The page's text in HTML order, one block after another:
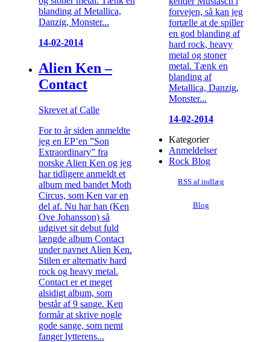
blanding af Metallica,
Danzig, Monster...
14-02-2014
Alien Ken –
Contact
Skrevet af Calle
For to år siden anmeldte
jeg en EP’en ”Son
Extraordinary” fra
norske Alien Ken og jeg
har tidligere anmeldt et
album med bandet Moth
Circus, som Ken var en
del af. Nu har han (Ken
Ove Johansson) så
udgivet sit debut fuld
længde album Contact
under navnet Alien Ken.
Stilen er alternativ hard
rock og heavy metal.
Contact er et meget
alsidigt album, som
består af 9 sange. Ken
formår at skrive nogle
gode sange, som nemt
fanger lytterens...
forvejen, så kan jeg
fortælle at de spiller
en god blanding af
hard rock, heavy
metal og stoner
metal. Tænk en
blanding af
Metallica, Danzig,
Monster...
14-02-2014
Kategorier
Anmeldelser
Rock Blog
RSS af indlæg
Blog